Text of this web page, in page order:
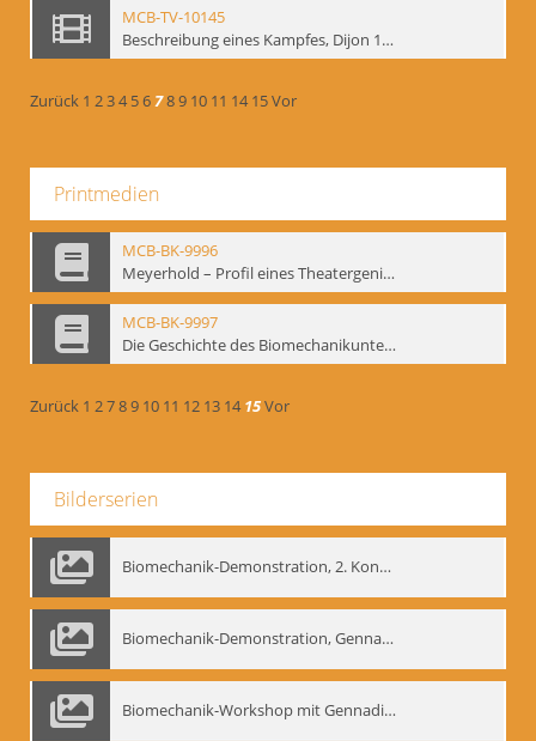
MCB-TV-10145
Beschreibung eines Kampfes, Dijon 1998. nach Kafka - Interne Signatur: BM-vid-81
Zurück 1 234 56789 10 11 14 15Vor
Printmedien
MCB-BK-9996
Meyerhold – Profil eines Theatergenies. Vortrag. Arbeitsdemonstration - interne Signatur: BM-prt-203
MCB-BK-9997
Die Geschichte des Biomechanikunterrichts im Theater der Satire - interne Signatur: BM-prt-204
Zurück 1 2789 10 11 12 13 14 15Vor
Bilderserien
Biomechanik-Demonstration, 2. Kongress der EMF, Mai 1995
Biomechanik-Demonstration, Gennadij Bogdanow im Berliner Ensemble, 04.10.1991
Biomechanik-Workshop mit Gennadij Nikolajewitsch Bogdanow im Mime Centrum Berlin, 1991